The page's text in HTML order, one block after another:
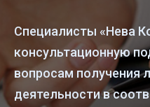
Специалисты «Нева
консультационную
вопросам получения
деятельности в